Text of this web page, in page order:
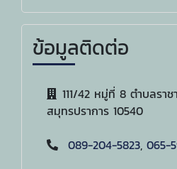
ข้อมูลติดต่อ
111/42 หมู่ที่ 8 ตำบลราช
สมุทรปราการ 10540
089-204-5823, 065-